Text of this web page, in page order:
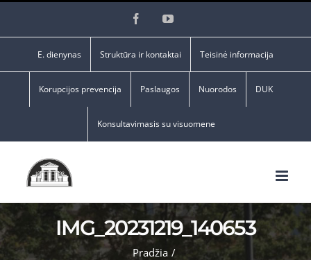
FacebookYouTube
E. dienynas Struktūra ir kontaktai Teisinė informacija
Korupcijos prevencija Paslaugos Nuorodos DUK
Konsultavimasis su visuomene
IMG_20231219_140653
Pradžia /